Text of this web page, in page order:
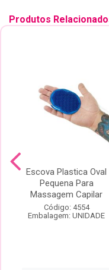
Produtos
Escova Plastica Oval
Pequena Para
Massagem Capilar
Código: 4554
Embalagem: UNIDADE